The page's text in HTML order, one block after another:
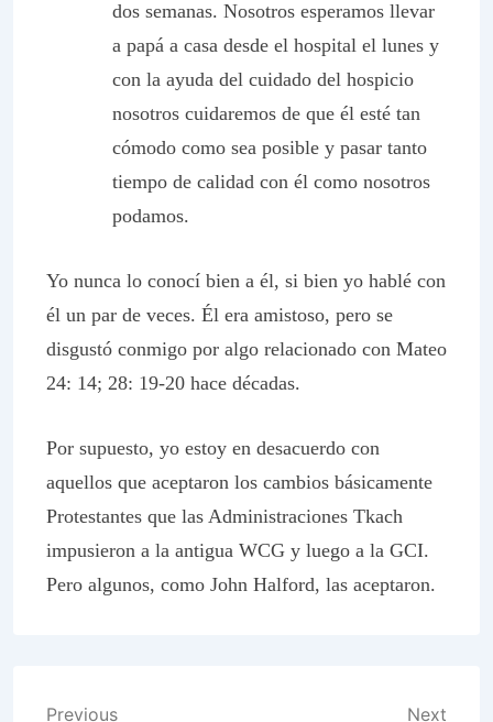
dos semanas. Nosotros esperamos llevar
a papá a casa desde el hospital el lunes y
con la ayuda del cuidado del hospicio
nosotros cuidaremos de que él esté tan
cómodo como sea posible y pasar tanto
tiempo de calidad con él como nosotros
podamos.
Yo nunca lo conocí bien a él, si bien yo hablé con
él un par de veces. Él era amistoso, pero se
disgustó conmigo por algo relacionado con Mateo
24: 14; 28: 19-20 hace décadas.
Por supuesto, yo estoy en desacuerdo con
aquellos que aceptaron los cambios básicamente
Protestantes que las Administraciones Tkach
impusieron a la antigua WCG y luego a la GCI.
Pero algunos, como John Halford, las aceptaron.
Previous Next